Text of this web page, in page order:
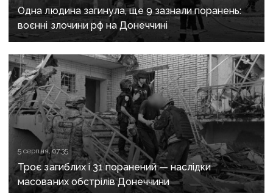
Одна людина загинула, ще 9 зазнали поранень:
воєнні злочини рф на Донеччині
5 серпня, 07:35
Троє загиблих і 31 поранений — наслідки
масованих обстрілів Донеччини